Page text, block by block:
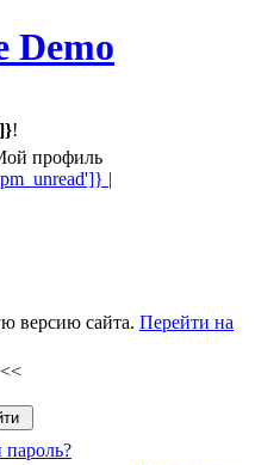
Demo
!
профиль
|
версию сайта. Перейти на